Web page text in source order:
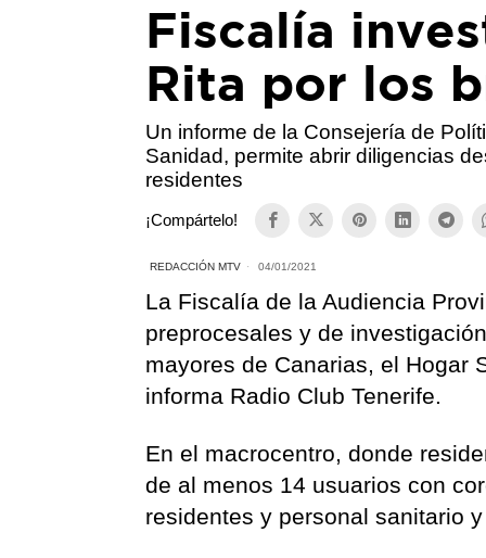
Fiscalía
Rita por los
Un informe de la Consejería de
Sanidad, permite abrir diligencias
residentes
¡Compártelo!
REDACCIÓN MTV 04/01/2021
La Fiscalía de la Audiencia
preprocesales y de
mayores de Canarias, el Hogar
informa Radio Club Tenerife.
En el macrocentro, donde
de al menos 14 usuarios con
residentes y personal sanitario